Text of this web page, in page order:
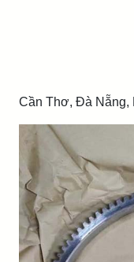
Cần Thơ, Đà Nẵng,